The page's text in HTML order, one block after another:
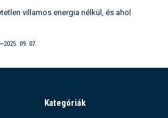
villamos energia nélkül, és ahol
2025. 09. 07.
Kategóriák